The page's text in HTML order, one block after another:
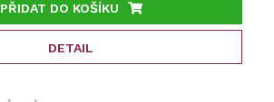
PŘIDAT DO KOŠÍKU
DETAIL